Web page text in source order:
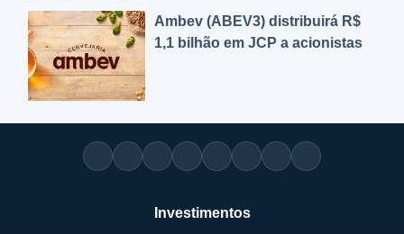
Ambev (ABEV3) distribuirá R$
1,1 bilhão em JCP a acionistas
Investimentos